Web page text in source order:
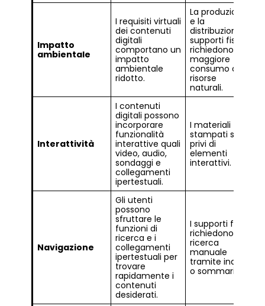
Impatto
ambientale
I requisiti virtuali
dei contenuti
digitali
comportano un
impatto
ambientale
ridotto.
La produzione
e la
distribuzione di
supporti fisici
richiedono un
maggiore
consumo di
risorse
naturali.
Interattività
I contenuti
digitali possono
incorporare
funzionalità
interattive quali
video, audio,
sondaggi e
collegamenti
ipertestuali.
I materiali
stampati sono
privi di
elementi
interattivi.
Navigazione
Gli utenti
possono
sfruttare le
funzioni di
ricerca e i
collegamenti
ipertestuali per
trovare
rapidamente i
contenuti
desiderati.
I supporti fisici
richiedono la
ricerca
manuale
tramite indice
o sommario.